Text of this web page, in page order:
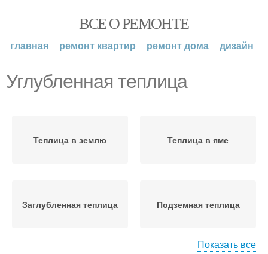
ВСЕ О РЕМОНТЕ
главная ремонт квартир ремонт дома дизайн
Углубленная теплица
Теплица в землю Теплица в яме
Заглубленная теплица Подземная теплица
Показать все